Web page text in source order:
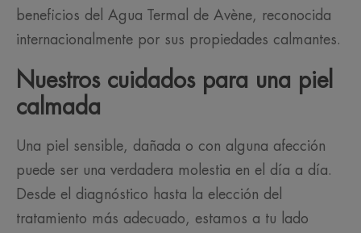
beneficios del Agua Termal de Avène, reconocida
internacionalmente por sus propiedades calmantes.
Nuestros cuidados para una piel
calmada
Una piel sensible, dañada o con alguna afección
puede ser una verdadera molestia en el día a día.
Desde el diagnóstico hasta la elección del
tratamiento más adecuado, estamos a tu lado